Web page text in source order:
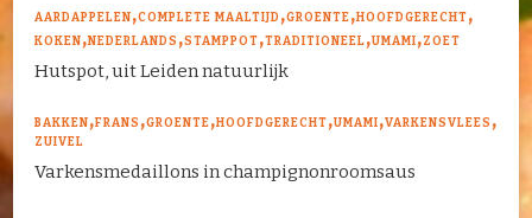
AARDAPPELEN COMPLETE MAALTIJD GROENTE HOOFDGERECHT
KOKEN NEDERLANDS STAMPPOT TRADITIONEEL UMAMI ZOET
Hutspot, uit Leiden natuurlijk
BAKKEN FRANS GROENTE HOOFDGERECHT UMAMI VARKENSVLEES
ZUIVEL
Varkensmedaillons in champignonroomsaus